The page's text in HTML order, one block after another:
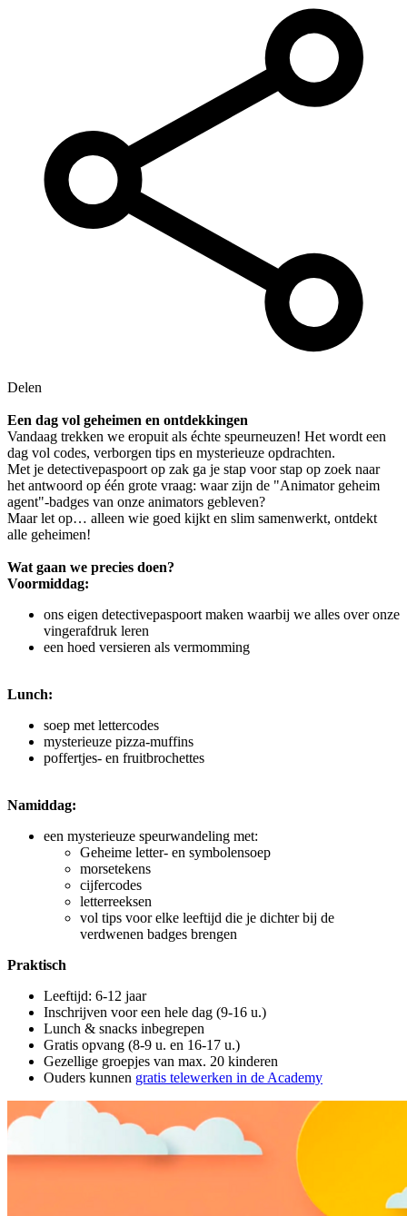
Delen
Een dag vol geheimen en ontdekkingen
Vandaag trekken we eropuit als échte speurneuzen! Het wordt een
dag vol codes, verborgen tips en mysterieuze opdrachten.
Met je detectivepaspoort op zak ga je stap voor stap op zoek naar
het antwoord op één grote vraag: waar zijn de "Animator geheim
agent"-badges van onze animators gebleven?
Maar let op… alleen wie goed kijkt en slim samenwerkt, ontdekt
alle geheimen!
Wat gaan we precies doen?
Voormiddag:
ons eigen detectivepaspoort maken waarbij we alles over onze
vingerafdruk leren
een hoed versieren als vermomming
Lunch:
soep met lettercodes
mysterieuze pizza-muffins
poffertjes- en fruitbrochettes
Namiddag:
een mysterieuze speurwandeling met:
Geheime letter- en symbolensoep
morsetekens
cijfercodes
letterreeksen
vol tips voor elke leeftijd die je dichter bij de
verdwenen badges brengen
Praktisch
Leeftijd: 6-12 jaar
Inschrijven voor een hele dag (9-16 u.)
Lunch & snacks inbegrepen
Gratis opvang (8-9 u. en 16-17 u.)
Gezellige groepjes van max. 20 kinderen
Ouders kunnen gratis telewerken in de Academy